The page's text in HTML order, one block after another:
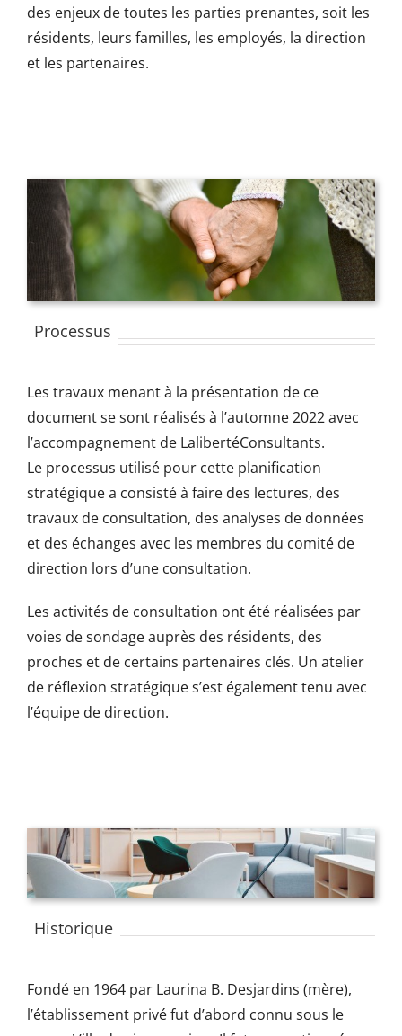
des enjeux de toutes les parties prenantes, soit les
résidents, leurs familles, les employés, la direction
et les partenaires.
Processus
Les travaux menant à la présentation de ce
document se sont réalisés à l’automne 2022 avec
l’accompagnement de LalibertéConsultants.
Le processus utilisé pour cette planification
stratégique a consisté à faire des lectures, des
travaux de consultation, des analyses de données
et des échanges avec les membres du comité de
direction lors d’une consultation.
Les activités de consultation ont été réalisées par
voies de sondage auprès des résidents, des
proches et de certains partenaires clés. Un atelier
de réflexion stratégique s’est également tenu avec
l’équipe de direction.
Historique
Fondé en 1964 par Laurina B. Desjardins (mère),
l’établissement privé fut d’abord connu sous le